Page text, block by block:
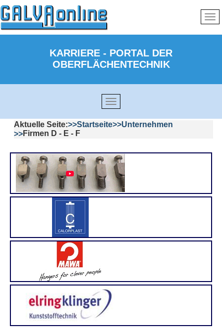
KARRIERE - PORTAL DER
OBERFLÄCHENTECHNIK
Aktuelle Seite: Startseite
Unternehmen
Firmen D - E - F